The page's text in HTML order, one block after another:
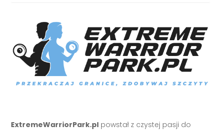
ExtremeWarriorPark.pl powstał z czystej pasji do